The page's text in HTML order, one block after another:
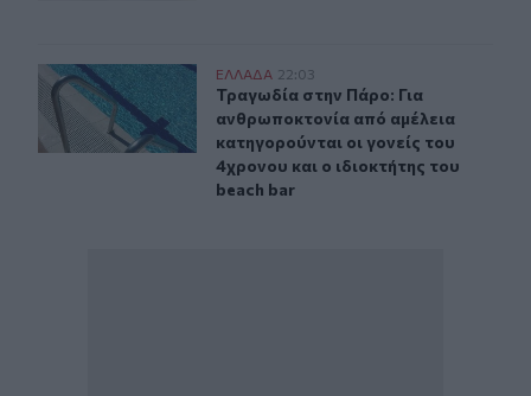
Τραγωδία στην Πάρο: Για ανθρωποκτονία από αμέλεια
ΕΛΛAΔΑ 22:03
Τραγωδία στην Πάρο: Για
Τραγωδία στην Πάρο: Για
ανθρωποκτονία από αμέλεια
κατηγορούνται οι γονείς του
4χρονου και ο ιδιοκτήτης του
beach bar